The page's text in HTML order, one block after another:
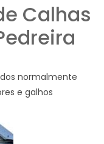
Calhas
normalmente
e galhos